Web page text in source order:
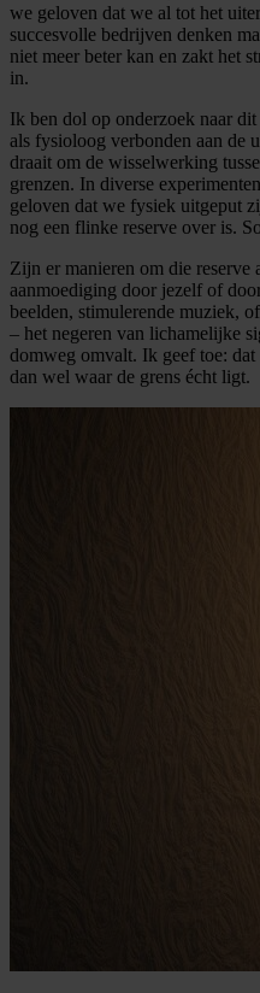
we geloven dat we al tot het
succesvolle bedrijven denken
niet meer beter kan en zakt het
in.
Ik ben dol op onderzoek naar
als fysioloog verbonden aan de
draait om de wisselwerking
grenzen. In diverse
geloven dat we fysiek uitgeput
nog een flinke reserve over is.
Zijn er manieren om die reserve
aanmoediging door jezelf of
beelden, stimulerende muziek,
– het negeren van lichamelijke
domweg omvalt. Ik geef toe:
dan wel waar de grens écht ligt.